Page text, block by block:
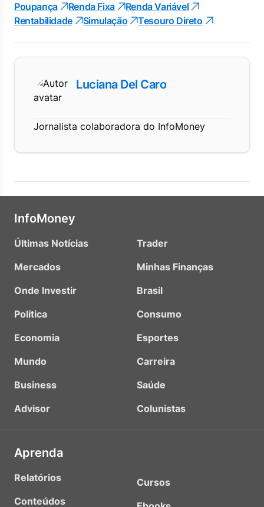
Poupança
Renda Fixa
Renda Variável
Rentabilidade
Simulação Tesouro Direto
Luciana Del Caro
Jornalista colaboradora do InfoMoney
InfoMoney
Últimas Notícias
Mercados
Onde Investir
Política
Economia
Mundo
Business
Advisor
Trader
Minhas Finanças
Brasil
Consumo
Esportes
Carreira
Saúde
Colunistas
Aprenda
Relatórios
Conteúdos
Cursos